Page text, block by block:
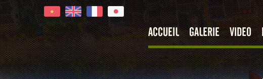
ACCUEIL GALERIE VIDEO